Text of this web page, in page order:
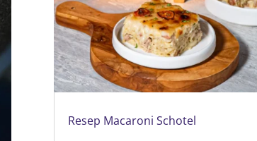
Resep Macaroni Schotel